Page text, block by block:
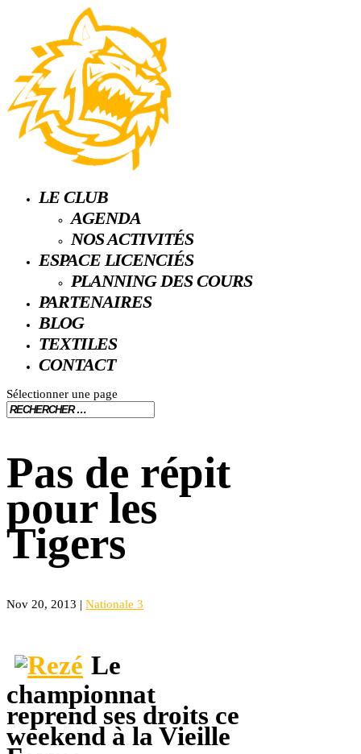
LE CLUB
AGENDA
NOS ACTIVITÉS
ESPACE LICENCIÉS
PLANNING DES COURS
PARTENAIRES
BLOG
TEXTILES
CONTACT
Sélectionner une page
Pas de répit
pour les
Tigers
Nov 20, 2013 | Nationale 3
Le
championnat
reprend ses droits ce
weekend à la Vieille